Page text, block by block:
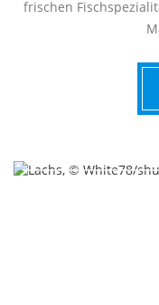
frischen